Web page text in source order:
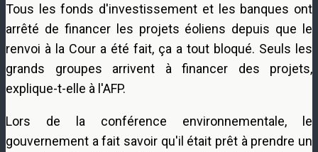
Tous les fonds d'investissement et les banques ont
arrêté de financer les projets éoliens depuis que le
renvoi à la Cour a été fait, ça a tout bloqué. Seuls les
grands groupes arrivent à financer des projets,
explique-t-elle à l'AFP.
Lors de la conférence environnementale, le
gouvernement a fait savoir qu'il était prêt à prendre un